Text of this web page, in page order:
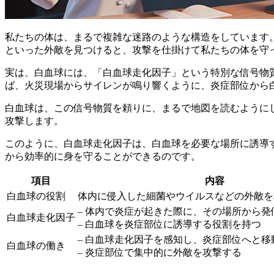
私たちの体は、まるで複雑な迷路のような構造をしていま
といった外敵を見つけると、攻撃を仕掛けて私たちの体を
実は、白血球には、
「白血球走化因子」という特別な信号
ば、火災現場からサイレンが鳴り響くように、炎症部位か
白血球は、この信号物質を頼りに、まるで地図を読むよう
攻撃します。
このように、白血球走化因子は、白血球を必要な場所に誘導
から効率的に身を守ることができるのです。
項目
内容
白血球の役割
体内に侵入した細菌やウイルスなどの外敵
白血球走化因子
– 体内で炎症が起きた際に、その場所から
– 白血球を炎症部位に誘導する役割を持つ
白血球の働き
– 白血球走化因子を感知し、炎症部位へと移
– 炎症部位で集中的に外敵を攻撃する